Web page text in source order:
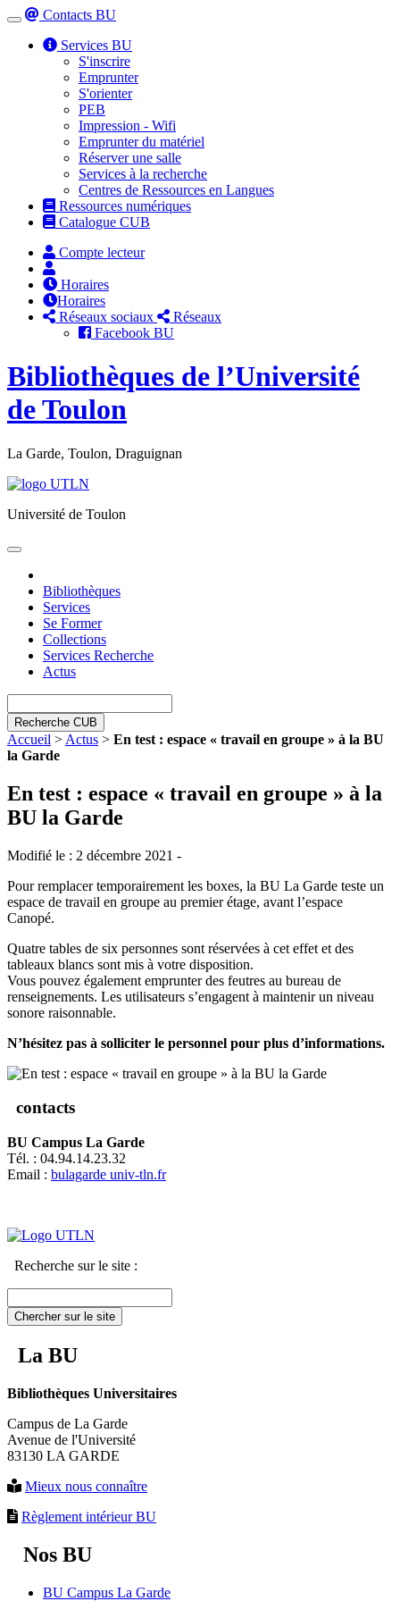
Toggle
navigation
Contacts BU
Services BU
S'inscrire
Emprunter
S'orienter
PEB
Impression - Wifi
Emprunter du matériel
Réserver une salle
Services à la recherche
Centres de Ressources en Langues
Ressources numériques
Catalogue CUB
Compte lecteur
Horaires
Horaires
Réseaux sociaux
Réseaux
Facebook BU
Bibliothèques de l’Université
de Toulon
La Garde, Toulon, Draguignan
Université de Toulon
Toggle
Bibliothèques
Services
Se Former
Collections
Services Recherche
Actus
Recherche CUB
Accueil > Actus > En test : espace « travail en groupe » à la BU
la Garde
En test : espace « travail en groupe » à la
BU la Garde
Modifié le : 2 décembre 2021 -
Pour remplacer temporairement les boxes, la BU La Garde teste un
espace de travail en groupe au premier étage, avant l’espace
Canopé.
Quatre tables de six personnes sont réservées à cet effet et des
tableaux blancs sont mis à votre disposition.
Vous pouvez également emprunter des feutres au bureau de
renseignements. Les utilisateurs s’engagent à maintenir un niveau
sonore raisonnable.
N’hésitez pas à solliciter le personnel pour plus d’informations.
contacts
BU Campus La Garde
Tél. : 04.94.14.23.32
Email : bulagarde univ-tln.fr
Recherche sur le site :
Chercher sur le site
La BU
Bibliothèques Universitaires
Campus de La Garde
Avenue de l'Université
83130 LA GARDE
Mieux nous connaître
Règlement intérieur BU
Nos BU
BU Campus La Garde